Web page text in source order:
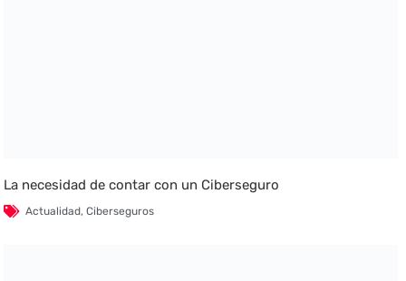
La necesidad de contar con un Ciberseguro
Actualidad,Ciberseguros